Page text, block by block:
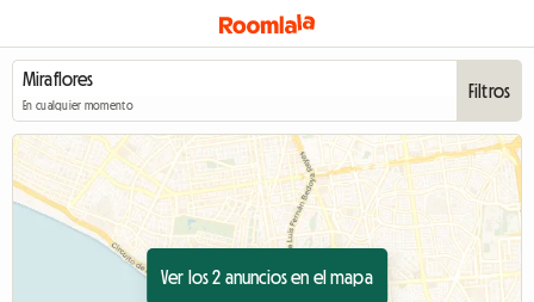
En cualquier momento
Filtros
Ver los 2 anuncios en el mapa